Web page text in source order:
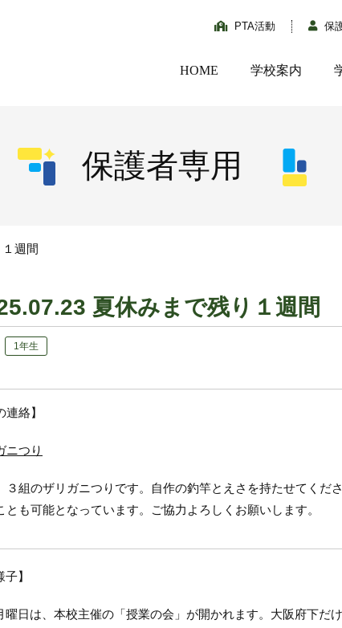
PTA活動 保
HOME 学校案内
保護者専用
週間
夏休みまで残り１週間
1年生
連絡】
ニつり
３組のザリガニつりです。自作の釣竿とえさを持たせてくだ
とも可能となっています。ご協力よろしくお願いします。
子】
日は、本校主催の「授業の会」が開かれます。大阪府下だ